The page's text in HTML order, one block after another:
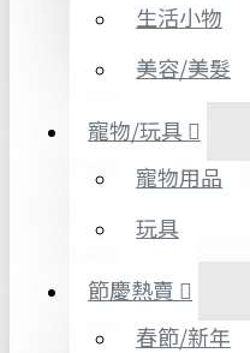
生活小物
美容/美髮
寵物/玩具
寵物用品
玩具
節慶熱賣
春節/新年